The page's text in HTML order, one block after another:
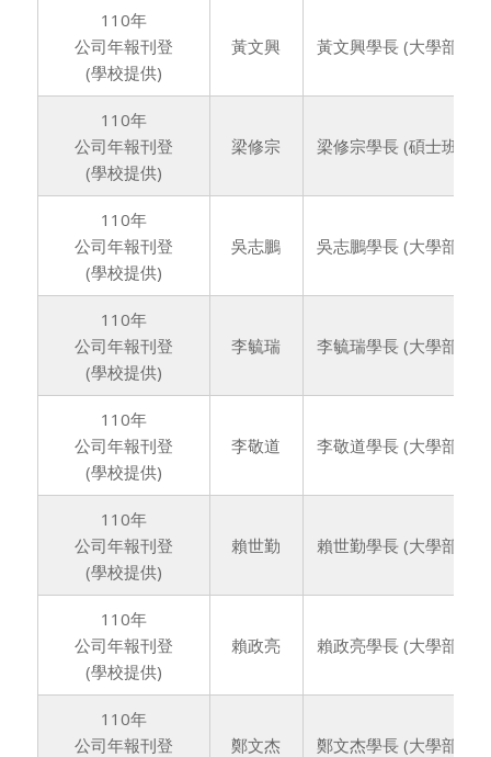
110年
公司年報刊登
(學校提供)
黃文興 黃文興學長 (大學部75
110年
公司年報刊登
(學校提供)
梁修宗 梁修宗學長 (碩士班74
110年
公司年報刊登
(學校提供)
吳志鵬 吳志鵬學長 (大學部75
110年
公司年報刊登
(學校提供)
李毓瑞 李毓瑞學長 (大學部76
110年
公司年報刊登
(學校提供)
李敬道 李敬道學長 (大學部76
110年
公司年報刊登
(學校提供)
賴世勤 賴世勤學長 (大學部77
110年
公司年報刊登
(學校提供)
賴政亮 賴政亮學長 (大學部77
110年
公司年報刊登
鄭文杰 鄭文杰學長 (大學部77